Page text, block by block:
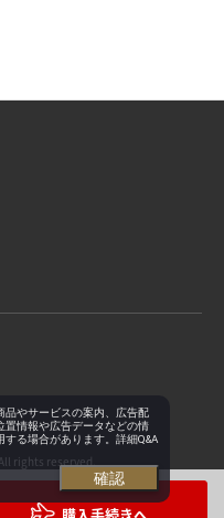
rights reserved.
品やサービスの案内、広告配
置情報や広告データなどの情
る場合があります。詳細Q&A
確認